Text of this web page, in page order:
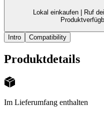
Lokal einkaufen |
Ruf
Intro Compatibility
Produktdetails
Im Lieferumfang enthalten